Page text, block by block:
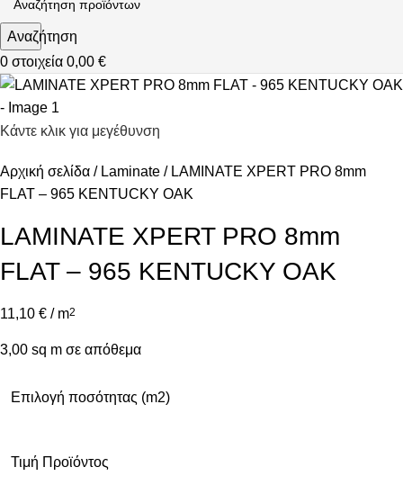
Αναζήτηση
0 στοιχεία 0,00 €
Κάντε κλικ για μεγέθυνση
Αρχική σελίδα Laminate
LAMINATE XPERT PRO 8mm
FLAT – 965 KENTUCKY OAK
LAMINATE XPERT PRO 8mm
FLAT – 965 KENTUCKY OAK
11,10 € / m2
3,00 sq m σε απόθεμα
Επιλογή ποσότητας (m2)
Τιμή Προϊόντος